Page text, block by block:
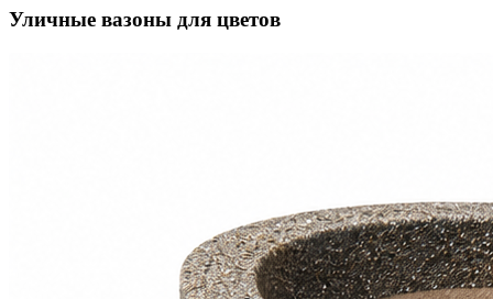
Уличные вазоны для цветов